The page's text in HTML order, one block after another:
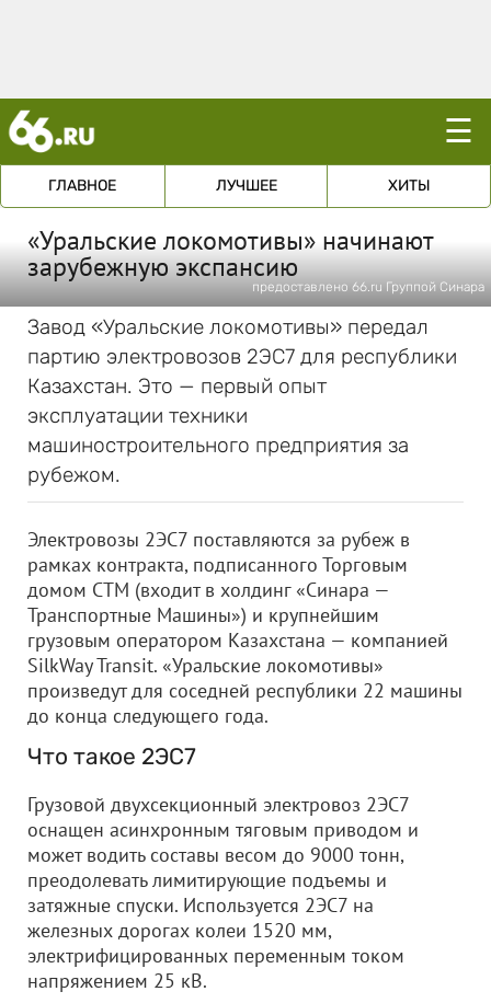
☰
ГЛАВНОЕ ЛУЧШЕЕ ХИТЫ
«Уральские локомотивы» начинают
зарубежную экспансию
предоставлено 66.ru Группой Синара
Завод «Уральские локомотивы» передал
партию электровозов 2ЭС7 для республики
Казахстан. Это — первый опыт
эксплуатации техники
машиностроительного предприятия за
рубежом.
Электровозы 2ЭС7 поставляются за рубеж в
рамках контракта, подписанного Торговым
домом СТМ (входит в холдинг «Синара —
Транспортные Машины») и крупнейшим
грузовым оператором Казахстана — компанией
SilkWay Transit. «Уральские локомотивы»
произведут для соседней республики 22 машины
до конца следующего года.
Что такое 2ЭС7
Грузовой двухсекционный электровоз 2ЭС7
оснащен асинхронным тяговым приводом и
может водить составы весом до 9000 тонн,
преодолевать лимитирующие подъемы и
затяжные спуски. Используется 2ЭС7 на
железных дорогах колеи 1520 мм,
электрифицированных переменным током
напряжением 25 кВ.